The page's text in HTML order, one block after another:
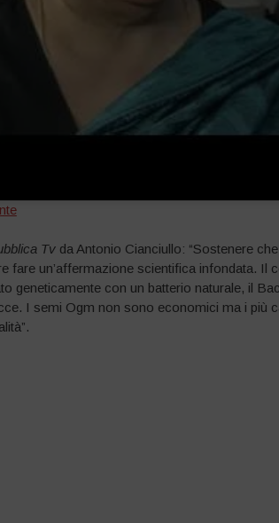
Tvda Antonio Cianciullo: “Sostenere
fare un’affermazione scientifica infondata. Il
geneticamente con un batterio naturale, il
I semi Ogm non sono economici ma i più